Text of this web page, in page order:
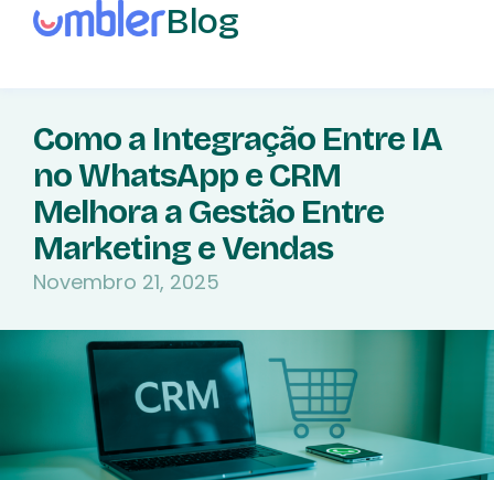
Blog
Como a Integração Entre IA
no WhatsApp e CRM
Melhora a Gestão Entre
Marketing e Vendas
Novembro 21, 2025